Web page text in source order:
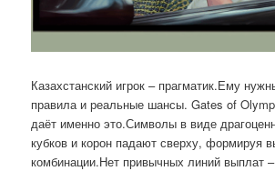
Казахстанский игрок – прагматик.Ему
правила и реальные шансы. Gates of
даёт именно это.Символы в виде
кубков и корон падают сверху, формируя
комбинации.Нет привычных линий выплат